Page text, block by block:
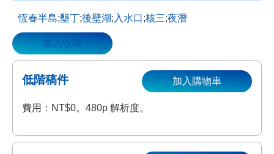
恆春半島;墾丁;後壁湖; 入水口;核三;夜潛
加入收藏
低階稿件
費用：NT$0。480p 解析度。
加入購物車